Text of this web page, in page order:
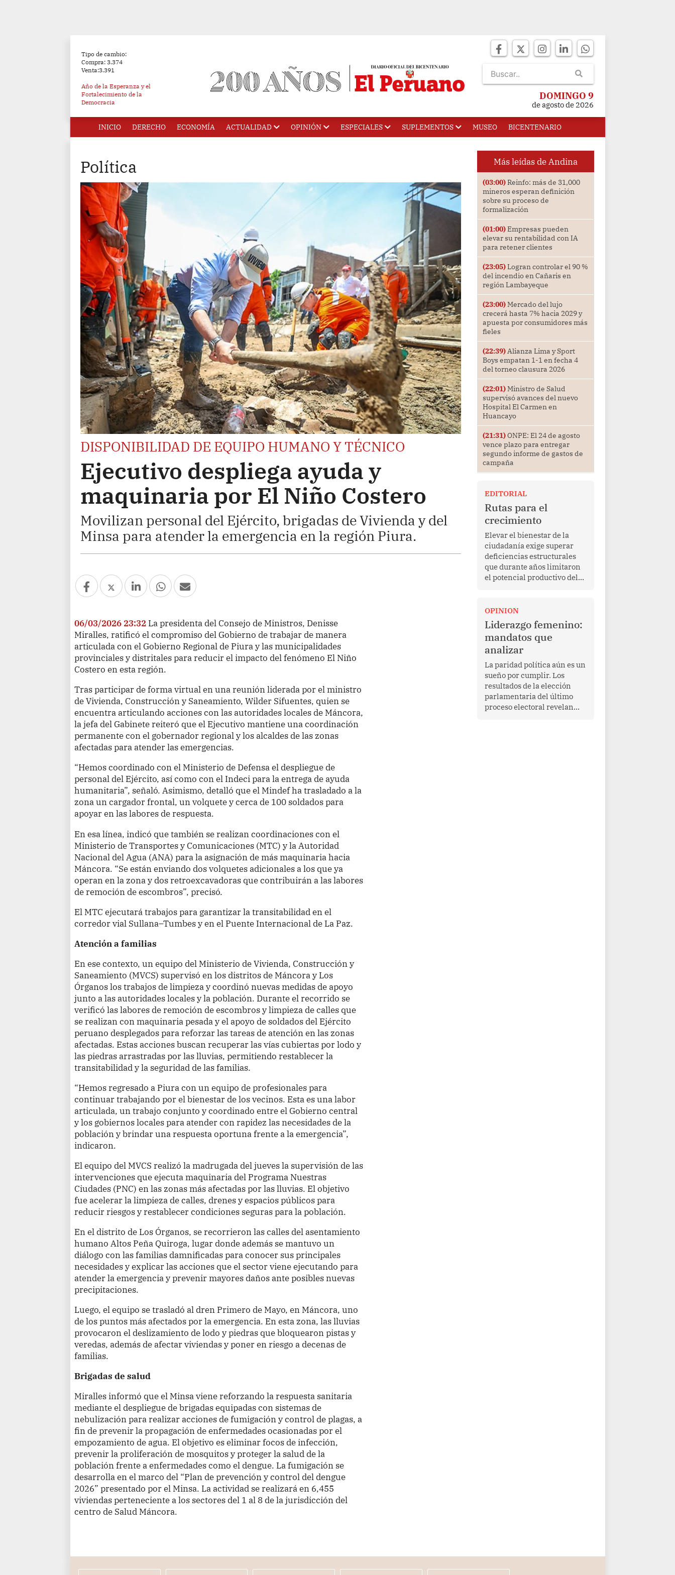
Tipo de cambio:
Compra: 3.374
Venta:3.391
Año de la Esperanza y el
Fortalecimiento de la
Democracia
DOMINGO 9
de agosto de 2026
INICIO DERECHO ECONOMÍA ACTUALIDAD OPINIÓN ESPECIALES SUPLEMENTOS MUSEO BICENTENARIO
Política
DISPONIBILIDAD DE EQUIPO HUMANO Y TÉCNICO
Ejecutivo despliega ayuda y
maquinaria por El Niño Costero
Movilizan personal del Ejército, brigadas de Vivienda y del
Minsa para atender la emergencia en la región Piura.
06/03/2026 23:32 La presidenta del Consejo de Ministros, Denisse
Miralles, ratificó el compromiso del Gobierno de trabajar de manera
articulada con el Gobierno Regional de Piura y las municipalidades
provinciales y distritales para reducir el impacto del fenómeno El Niño
Costero en esta región.
Tras participar de forma virtual en una reunión liderada por el ministro
de Vivienda, Construcción y Saneamiento, Wilder Sifuentes, quien se
encuentra articulando acciones con las autoridades locales de Máncora,
la jefa del Gabinete reiteró que el Ejecutivo mantiene una coordinación
permanente con el gobernador regional y los alcaldes de las zonas
afectadas para atender las emergencias.
“Hemos coordinado con el Ministerio de Defensa el despliegue de
personal del Ejército, así como con el Indeci para la entrega de ayuda
humanitaria”, señaló. Asimismo, detalló que el Mindef ha trasladado a la
zona un cargador frontal, un volquete y cerca de 100 soldados para
apoyar en las labores de respuesta.
En esa línea, indicó que también se realizan coordinaciones con el
Ministerio de Transportes y Comunicaciones (MTC) y la Autoridad
Nacional del Agua (ANA) para la asignación de más maquinaria hacia
Máncora. “Se están enviando dos volquetes adicionales a los que ya
operan en la zona y dos retroexcavadoras que contribuirán a las labores
de remoción de escombros”, precisó.
El MTC ejecutará trabajos para garantizar la transitabilidad en el
corredor vial Sullana–Tumbes y en el Puente Internacional de La Paz.
Atención a familias
En ese contexto, un equipo del Ministerio de Vivienda, Construcción y
Saneamiento (MVCS) supervisó en los distritos de Máncora y Los
Órganos los trabajos de limpieza y coordinó nuevas medidas de apoyo
junto a las autoridades locales y la población. Durante el recorrido se
verificó las labores de remoción de escombros y limpieza de calles que
se realizan con maquinaria pesada y el apoyo de soldados del Ejército
peruano desplegados para reforzar las tareas de atención en las zonas
afectadas. Estas acciones buscan recuperar las vías cubiertas por lodo y
las piedras arrastradas por las lluvias, permitiendo restablecer la
transitabilidad y la seguridad de las familias.
“Hemos regresado a Piura con un equipo de profesionales para
continuar trabajando por el bienestar de los vecinos. Esta es una labor
articulada, un trabajo conjunto y coordinado entre el Gobierno central
y los gobiernos locales para atender con rapidez las necesidades de la
población y brindar una respuesta oportuna frente a la emergencia”,
indicaron.
El equipo del MVCS realizó la madrugada del jueves la supervisión de las
intervenciones que ejecuta maquinaria del Programa Nuestras
Ciudades (PNC) en las zonas más afectadas por las lluvias. El objetivo
fue acelerar la limpieza de calles, drenes y espacios públicos para
reducir riesgos y restablecer condiciones seguras para la población.
En el distrito de Los Órganos, se recorrieron las calles del asentamiento
humano Altos Peña Quiroga, lugar donde además se mantuvo un
diálogo con las familias damnificadas para conocer sus principales
necesidades y explicar las acciones que el sector viene ejecutando para
atender la emergencia y prevenir mayores daños ante posibles nuevas
precipitaciones.
Luego, el equipo se trasladó al dren Primero de Mayo, en Máncora, uno
de los puntos más afectados por la emergencia. En esta zona, las lluvias
provocaron el deslizamiento de lodo y piedras que bloquearon pistas y
veredas, además de afectar viviendas y poner en riesgo a decenas de
familias.
Brigadas de salud
Miralles informó que el Minsa viene reforzando la respuesta sanitaria
mediante el despliegue de brigadas equipadas con sistemas de
nebulización para realizar acciones de fumigación y control de plagas, a
fin de prevenir la propagación de enfermedades ocasionadas por el
empozamiento de agua. El objetivo es eliminar focos de infección,
prevenir la proliferación de mosquitos y proteger la salud de la
población frente a enfermedades como el dengue. La fumigación se
desarrolla en el marco del “Plan de prevención y control del dengue
2026” presentado por el Minsa. La actividad se realizará en 6,455
viviendas perteneciente a los sectores del 1 al 8 de la jurisdicción del
centro de Salud Máncora.
Más leídas de Andina
(03:00)Reinfo: más de 31,000
mineros esperan definición
sobre su proceso de
formalización
(01:00)Empresas pueden
elevar su rentabilidad con IA
para retener clientes
(23:05)Logran controlar el 90 %
del incendio en Cañaris en
región Lambayeque
(23:00)Mercado del lujo
crecerá hasta 7% hacia 2029 y
apuesta por consumidores más
fieles
(22:39)Alianza Lima y Sport
Boys empatan 1-1 en fecha 4
del torneo clausura 2026
(22:01)Ministro de Salud
supervisó avances del nuevo
Hospital El Carmen en
Huancayo
(21:31)ONPE: El 24 de agosto
vence plazo para entregar
segundo informe de gastos de
campaña
EDITORIAL
Rutas para el
crecimiento
Elevar el bienestar de la
ciudadanía exige superar
deficiencias estructurales
que durante años limitaron
el potencial productivo del
OPINION
Liderazgo femenino:
mandatos que
analizar
La paridad política aún es un
sueño por cumplir. Los
resultados de la elección
parlamentaria del último
proceso electoral revelan